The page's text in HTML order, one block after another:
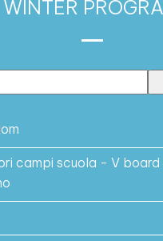
WINTER
campi scuola - V